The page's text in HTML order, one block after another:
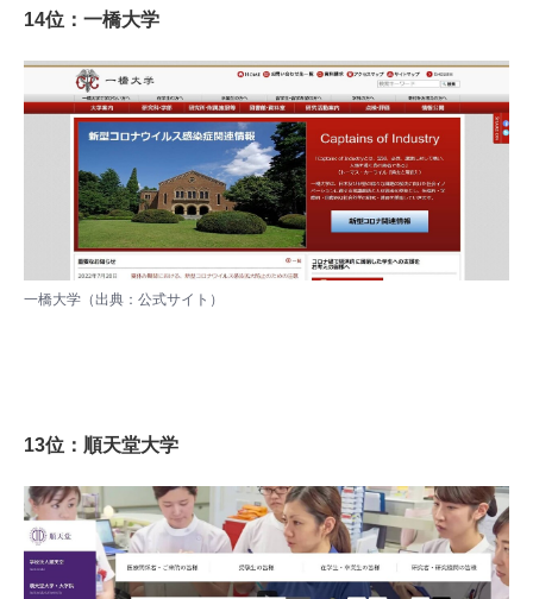
14位：一橋大学
一橋大学（出典： 公式サイト ）
13位：順天堂大学